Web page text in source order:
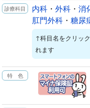
内科 ・ 外科 ・ 消
肛門外科 ・ 糖尿
↑科目名をクリッ
れます